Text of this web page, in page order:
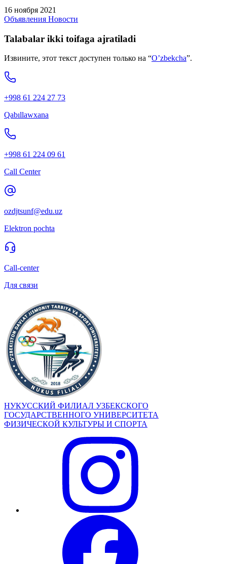
16 ноября 2021
Объявления Новости
Talabalar ikki toifaga ajratiladi
Извините, этот текст доступен только на “O’zbekcha”.
+998 61 224 27 73
Qabıllawxana
+998 61 224 09 61
Call Center
ozdjtsunf@edu.uz
Elektron pochta
Call-center
Для связи
НУКУССКИЙ ФИЛИАЛ УЗБЕКСКОГО
ГОСУДАРСТВЕННОГО УНИВЕРСИТЕТА
ФИЗИЧЕСКОЙ КУЛЬТУРЫ И СПОРТА